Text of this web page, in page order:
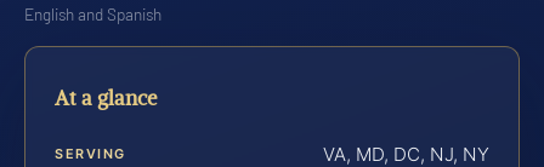
English and Spanish
At a glance
SERVING VA, MD, DC, NJ, NY